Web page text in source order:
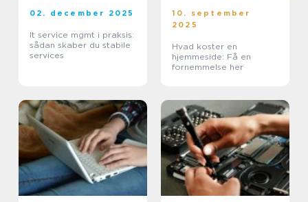
02. december 2025
It service mgmt i praksis:
sådan skaber du stabile
services
10. september
2025
Hvad koster en
hjemmeside: Få en
fornemmelse her